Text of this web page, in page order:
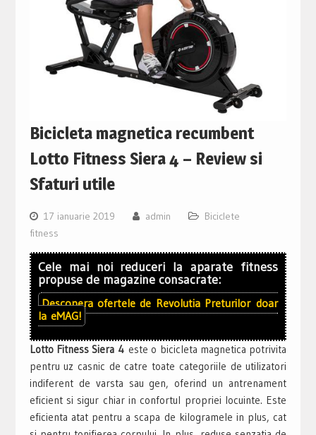
Bicicleta magnetica recumbent
Lotto Fitness Siera 4 – Review si
Sfaturi utile
17 ianuarie 2019 admin
Biciclete
fitness
Cele mai noi reduceri la aparate fitness
propuse de magazine consacrate:
Descopera ofertele de Revolutia Preturilor doar
la eMAG!
Lotto Fitness Siera 4 este o bicicleta magnetica potrivita
pentru uz casnic de catre toate categoriile de utilizatori
indiferent de varsta sau gen, oferind un antrenament
eficient si sigur chiar in confortul propriei locuinte. Este
eficienta atat pentru a scapa de kilogramele in plus, cat